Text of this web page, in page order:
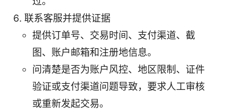
联系客服并提供证据
提供订单号、交易时间、支付渠道、截
图、账户邮箱和注册地信息。
问清楚是否为账户风控、地区限制、证件
验证或支付渠道问题导致，要求人工审核
或重新发起交易。